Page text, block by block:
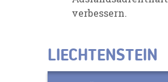
verbessern.
LIECHTENSTEIN